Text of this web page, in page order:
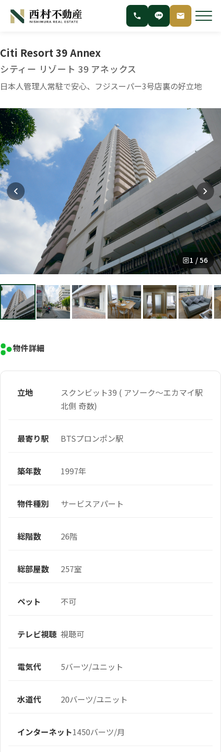
Citi Resort 39 Annex
シティー リゾート 39 アネックス
日本人管理人常駐で安心、フジスーパー3号店裏の好立地
1 / 56
物件詳細
立地
スクンビット39 ( アソーク～エカマイ駅
北側 奇数)
最寄り駅 BTSプロンポン駅
築年数 1997年
物件種別 サービスアパート
総階数 26階
総部屋数 257室
ペット 不可
テレビ視聴 視聴可
電気代 5バーツ/ユニット
水道代 20バーツ/ユニット
インターネット1450バーツ/月